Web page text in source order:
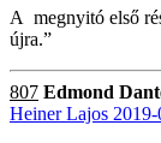
A megnyitó első
újra.”
807 Edmond
Heiner Lajos